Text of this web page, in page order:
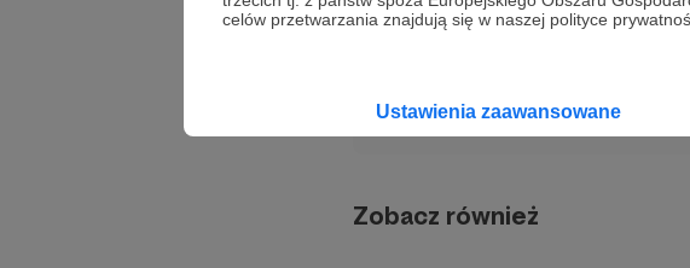
celów przetwarzania znajdują się w naszej polityce
Ustawienia zaawansowane
Zobacz również